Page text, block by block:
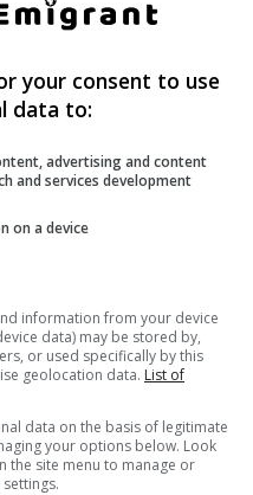
your consent to use
data to:
advertising and content
and services development
on a device
information from your device
data) may be stored by,
or used specifically by this
geolocation data. List of
data on the basis of legitimate
your options below. Look
the site menu to manage or